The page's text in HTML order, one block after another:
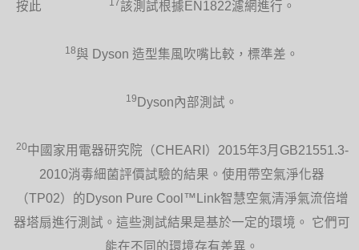
按此 17該測試根據EN1822濾網進行。
18與 Dyson 造型集風吹嘴比較，標準差。
19 Dyson內部測試。
20中國家用電器研究院（CHEARI）2015年3月GB21551.3-
2010消毒細菌評價試驗的結果。使用帶空氣淨化器
（TP02）的Dyson Pure Cool™Link智慧空氣清淨氣流倍增
器塔扇進行測試。這些測試結果是基於一定的環境。 它們可
能在不同的環境存有差異。